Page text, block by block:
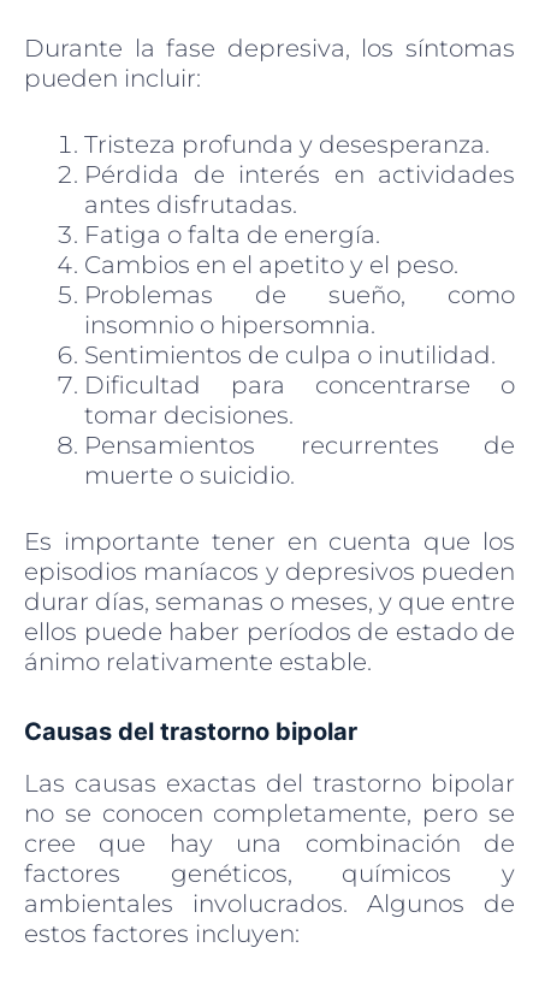
Durante la fase depresiva, los síntomas
pueden incluir:
Tristeza profunda y desesperanza.
Pérdida de interés en actividades
antes disfrutadas.
Fatiga o falta de energía.
Cambios en el apetito y el peso.
Problemas de sueño, como
insomnio o hipersomnia.
Sentimientos de culpa o inutilidad.
Dificultad para concentrarse o
tomar decisiones.
Pensamientos recurrentes de
muerte o suicidio.
Es importante tener en cuenta que los
episodios maníacos y depresivos pueden
durar días, semanas o meses, y que entre
ellos puede haber períodos de estado de
ánimo relativamente estable.
Causas del trastorno bipolar
Las causas exactas del trastorno bipolar
no se conocen completamente, pero se
cree que hay una combinación de
factores genéticos, químicos y
ambientales involucrados. Algunos de
estos factores incluyen: